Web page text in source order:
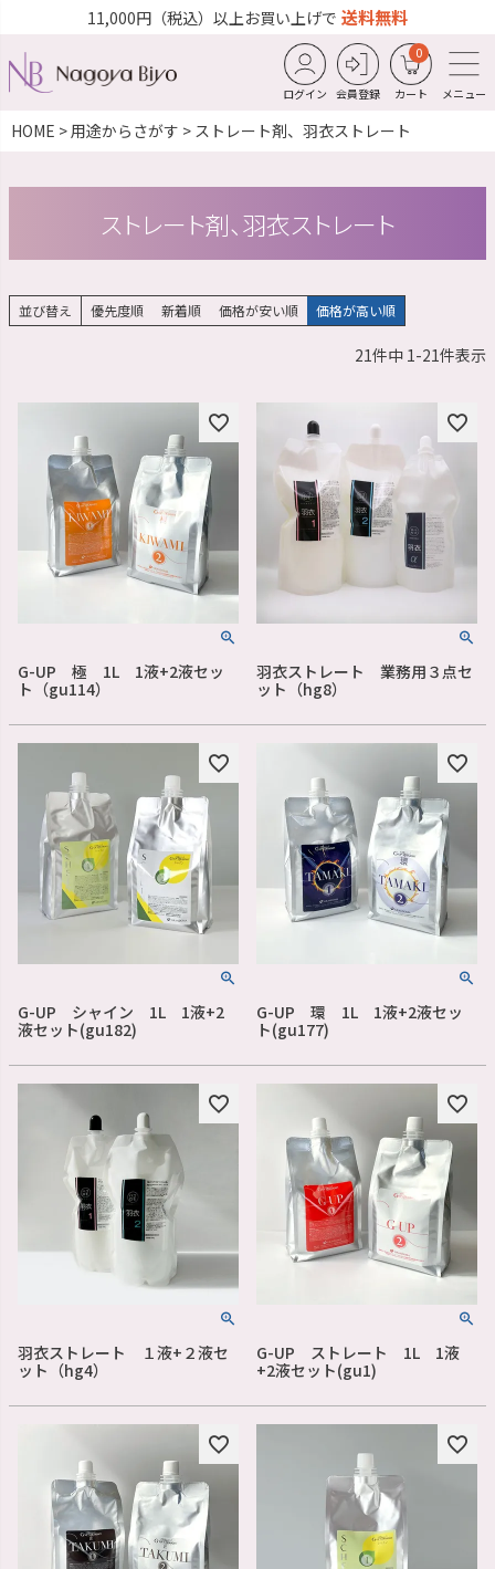
11,000円（税込）以上お買い上げで 送料無料
ログイン 会員登録 カート
0
メニュー
HOME 用途からさがす ストレート剤、羽衣ストレート
ストレート剤、羽衣ストレート
並び替え 優先度順 新着順 価格が安い順 価格が高い順
21件中 1-21件表示
G-UP 極 1L 1液+2液セッ
ト（gu114）
羽衣ストレート 業務用３点セ
ット（hg8）
G-UP シャイン 1L 1液+2
液セット(gu182)
G-UP 環 1L 1液+2液セッ
ト(gu177)
羽衣ストレート １液+２液セ
ット（hg4）
G-UP ストレート 1L 1液
+2液セット(gu1)